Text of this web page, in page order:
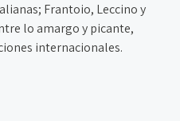
Frantoio, Leccino y
lo amargo y picante,
internacionales.